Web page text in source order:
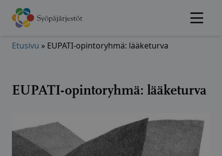
Hyppää
sisältöön
Etusivu » EUPATI-opintoryhmä: lääketurva
EUPATI-opintoryhmä: lääketurva